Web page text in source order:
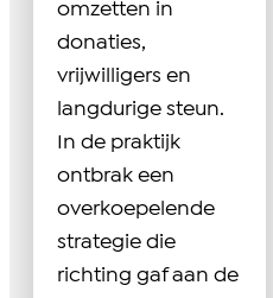
omzetten in
donaties,
vrijwilligers en
langdurige steun.
In de praktijk
ontbrak een
overkoepelende
strategie die
richting gaf aan de